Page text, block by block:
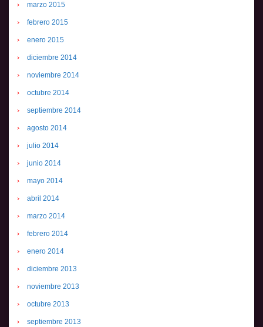
marzo 2015
febrero 2015
enero 2015
diciembre 2014
noviembre 2014
octubre 2014
septiembre 2014
agosto 2014
julio 2014
junio 2014
mayo 2014
abril 2014
marzo 2014
febrero 2014
enero 2014
diciembre 2013
noviembre 2013
octubre 2013
septiembre 2013